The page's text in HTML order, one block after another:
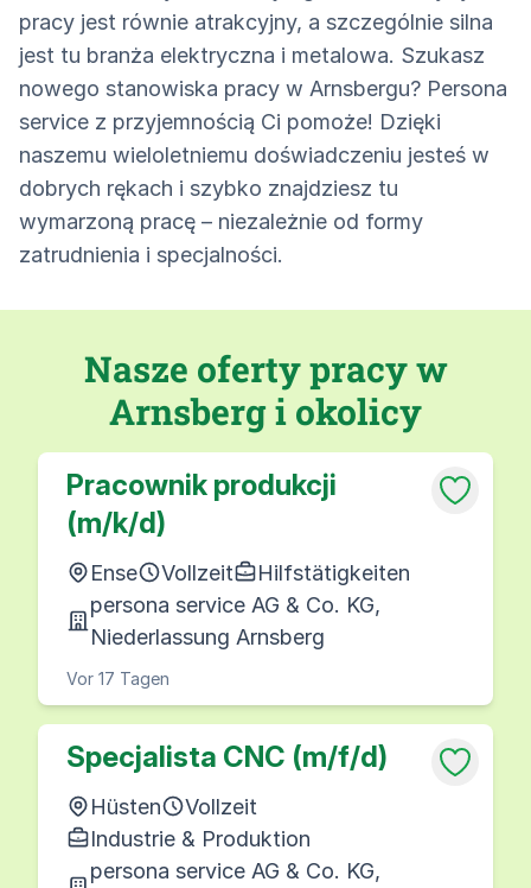
pracy jest równie atrakcyjny, a szczególnie silna
jest tu branża elektryczna i metalowa. Szukasz
nowego stanowiska pracy w Arnsbergu? Persona
service z przyjemnością Ci pomoże! Dzięki
naszemu wieloletniemu doświadczeniu jesteś w
dobrych rękach i szybko znajdziesz tu
wymarzoną pracę – niezależnie od formy
zatrudnienia i specjalności.
Nasze oferty pracy w
Arnsberg i okolicy
Pracownik produkcji
(m/k/d)
Ense Vollzeit
Hilfstätigkeiten
persona service AG & Co. KG,
Niederlassung Arnsberg
Vor 17 Tagen
Specjalista CNC (m/f/d)
Hüsten
Vollzeit
Industrie & Produktion
persona service AG & Co. KG,